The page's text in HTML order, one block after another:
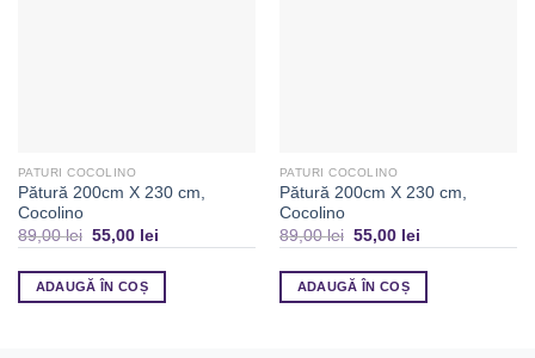
PATURI COCOLINO
Pătură 200cm X 230 cm,
Cocolino
89,00lei 55,00 lei
ADAUGĂ ÎN COȘ
PATURI COCOLINO
Pătură 200cm X 230 cm,
Cocolino
89,00lei 55,00 lei
ADAUGĂ ÎN COȘ